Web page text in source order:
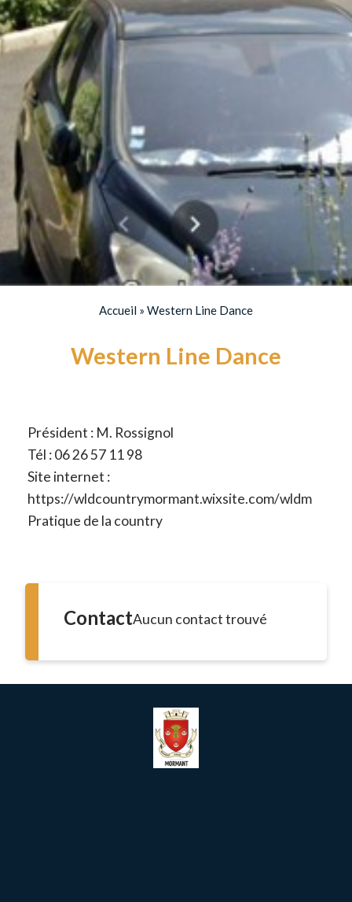
Accueil» Western Line Dance
Western Line Dance
Président : M. Rossignol
Tél : 06 26 57 11 98
Site internet :
https://wldcountrymormant.wixsite.com/wldm
Pratique de la country
ContactAucun contact trouvé